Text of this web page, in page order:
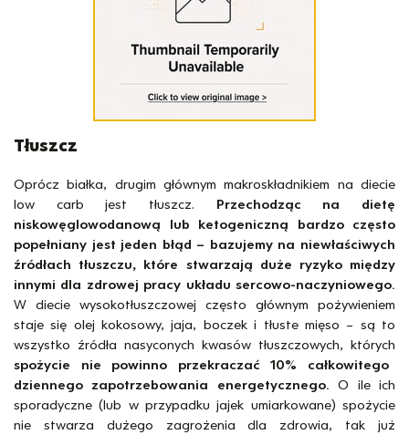
Tłuszcz
Oprócz białka, drugim głównym makroskładnikiem na diecie
low carb jest tłuszcz. Przechodząc na dietę
niskowęglowodanową lub ketogeniczną bardzo często
popełniany jest jeden błąd – bazujemy na niewłaściwych
źródłach tłuszczu, które stwarzają duże ryzyko między
innymi dla zdrowej pracy układu sercowo-naczyniowego.
W diecie wysokotłuszczowej często głównym pożywieniem
staje się olej kokosowy, jaja, boczek i tłuste mięso – są to
wszystko źródła nasyconych kwasów tłuszczowych, których
spożycie nie powinno przekraczać 10% całkowitego
dziennego zapotrzebowania energetycznego.O ile ich
sporadyczne (lub w przypadku jajek umiarkowane) spożycie
nie stwarza dużego zagrożenia dla zdrowia, tak już